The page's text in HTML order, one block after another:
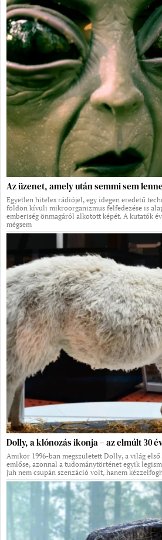
Az üzenet, amely után semmi sem
Egyetlen hiteles rádiójel, egy idegen eredetű
földön kívüli mikroorganizmus felfedezése is
emberiség önmagáról alkotott képét. A kutatók
mégsem
Dolly, a klónozás ikonja – az elmúlt 30
Amikor 1996-ban megszületett Dolly, a világ
emlőse, azonnal a tudománytörténet egyik
juh nem csupán szenzáció volt, hanem